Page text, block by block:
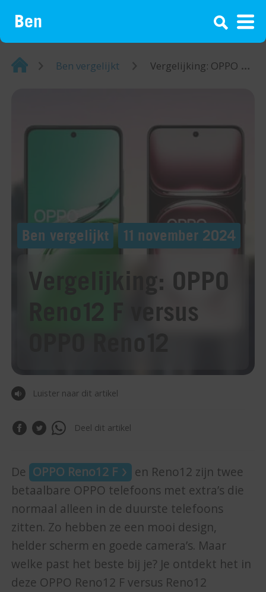
¡
Home Ben vergelijkt Vergelijking: OPPO Reno12 F versus OPPO Reno12
Ben vergelijkt 11 november 2024
Vergelijking: OPPO
Reno12 F versus
Luister naar dit artikel
Deel dit artikel
De OPPO Reno12 F
en Reno12 zijn twee
betaalbare OPPO telefoons met extra’s die
normaal alleen in de duurste telefoons
zitten. Zo hebben ze een mooi design,
helder scherm en goede camera’s. Maar
welke past het beste bij je? Je ontdekt het in
deze OPPO Reno12 F versus Reno12